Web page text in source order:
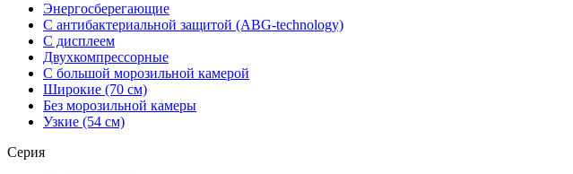
Энергосберегающие
С антибактериальной защитой (ABG-technology)
С дисплеем
Двухкомпрессорные
С большой морозильной камерой
Широкие (70 см)
Без морозильной камеры
Узкие (54 см)
Серия